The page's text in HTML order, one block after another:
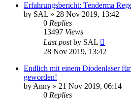
Erfahrungsbericht: Tenderma
by SAL » 28 Nov 2019, 13:42
0 Replies
13497 Views
Last postby SAL
28 Nov 2019, 13:42
Endlich mit einem Diodenlaser
geworden!
by Anny » 21 Nov 2019, 06:14
0 Replies